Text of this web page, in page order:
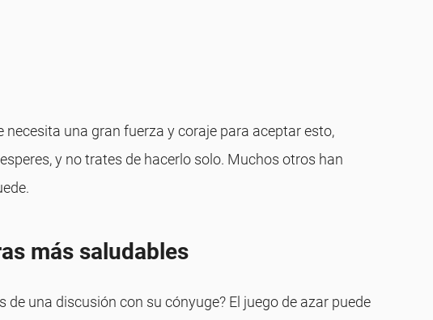
una gran fuerza y ​​coraje para aceptar esto,
y no trates de hacerlo solo. Muchos otros han
más saludables
una discusión con su cónyuge? El juego de azar puede